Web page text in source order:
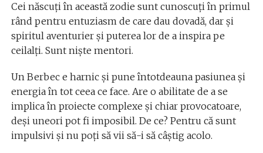
Cei născuți în această zodie sunt cunoscuți în primul
rând pentru entuziasm de care dau dovadă, dar și
spiritul aventurier și puterea lor de a inspira pe
ceilalți. Sunt niște mentori.
Un Berbec e harnic și pune întotdeauna pasiunea și
energia în tot ceea ce face. Are o abilitate de a se
implica în proiecte complexe și chiar provocatoare,
deși uneori pot fi imposibil. De ce? Pentru că sunt
impulsivi și nu poți să vii să-i să câștig acolo.